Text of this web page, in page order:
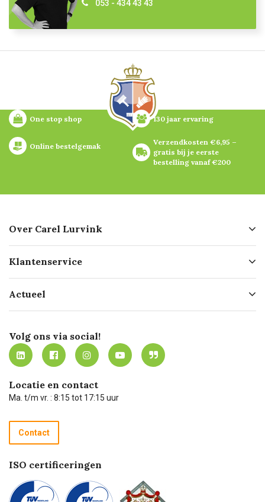
053 - 434 43 43
One stop shop 130 jaar ervaring
Online bestelgemak
Verzendkosten €6,95 –
gratis bij je eerste
bestelling vanaf €200
Over Carel Lurvink
Geschiedenis
Missie
Werken bij Carel Lurvink
MVO
Klantenservice
Bezorgen
Mijn Carel Lurvink
Mijn Carel Lurvink instructievideo's
Carel Lurvink App
Hulp op afstand
Technische dienst
Recycle programma
Betalen
Actueel
Innovation LAB
Tevreden klanten
Carel Lurvink Blog
Carel de podcast
Volg ons via social!
Locatie en contact
Ma. t/m vr. : 8:15 tot 17:15 uur
Contact
ISO certificeringen